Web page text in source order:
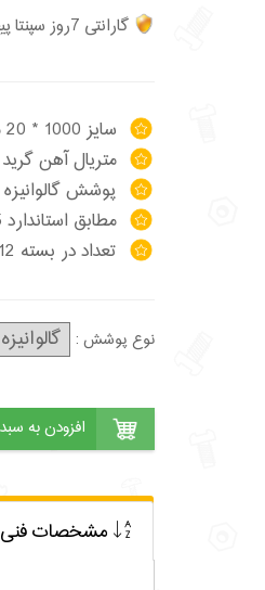
گارانتی 7روز سپنتا پیچ
سایز 1000 * 20 میلیمتر
متریال آهن گرید 4.6
پوشش گالوانیزه
مطابق استاندارد DIN 975
تعداد در بسته 12 عدد
نوع پوشش :
مشخصات فنی